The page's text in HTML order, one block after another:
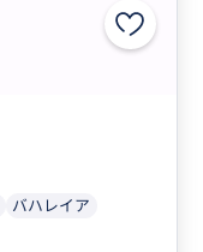
バハレイア